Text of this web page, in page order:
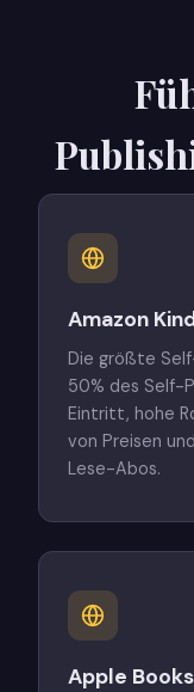
Amazon
Die größte
50% des Self-
Eintritt, hohe
von Preisen
Lese-Abos.
Apple Books